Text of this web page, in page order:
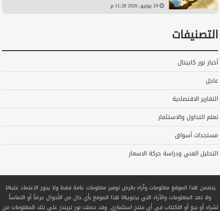
24 يونيو, 2026 11:28 م
التصنيفات
أخبار نور كابيتال
عاجل
التقارير الاقتصادية
تعلم التداول والاستثمار
مستجدات أسواق
التحليل الفني ودراسة حركة الاسعار
يتضمن هذا الموقع معلومات وآراء بغرض توفير معلومات عامة فقط ولا يجوز الاعتماد عليها.
ولا تعد المعلومات والآراء التي يحتويها هذا الموقع بأي حال من الأحوال عرضاً أو التماساً
لشراء أو بيع أو الاكتتاب في أي منتج استثماري. وقد حصلت نور تريندز على تلك المعلومات من